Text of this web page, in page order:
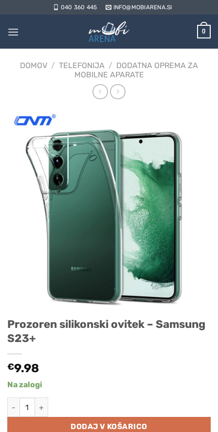
vsebino
040 360 445 INFO@MOBIARENA.SI
0
DOMOV / TELEFONIJA / DODATNA OPREMA ZA
MOBILNE APARATE
Prozoren silikonski ovitek – Samsung
S23+
€9.98
Na zalogi
Prozoren silikonski ovitek - Samsung S23+ količina
DODAJ V KOŠARICO